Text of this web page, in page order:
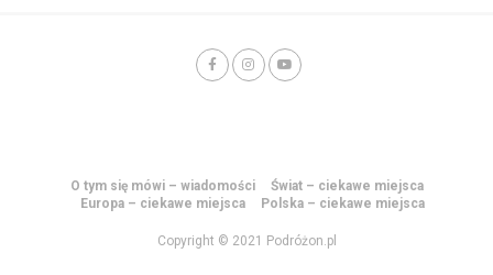
O tym się mówi – wiadomości
Świat – ciekawe miejsca
Europa – ciekawe miejsca
Polska – ciekawe miejsca
Copyright © 2021 Podróżon.pl